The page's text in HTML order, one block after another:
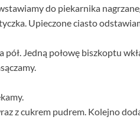
do piekarnika
Upieczone ciasto
Jedną połowę biszkoptu
z cukrem pudrem. Kolejno